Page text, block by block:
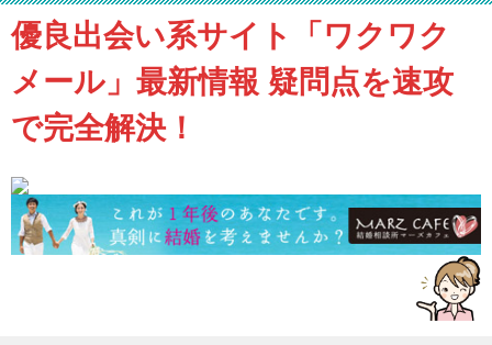
優良出会い系サイト「ワクワク
メール」最新情報 疑問点を速攻
で完全解決！